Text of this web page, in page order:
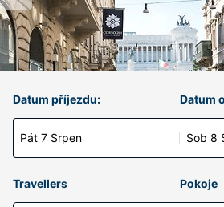
Datum příjezdu:
Pát 7 Srpen
Datum
Sob 8
Travellers Pokoje